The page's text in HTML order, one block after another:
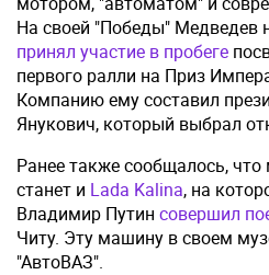
На своей "Победы" Медведев
принял участие в пробеге
первого ралли на Приз
Компанию ему составил
Янукович, который выбрал
Ранее также сообщалось,
станет и Lada Kalina, на
Владимир Путин совершил
Читу. Эту машину в своем
"АвтоВАЗ".